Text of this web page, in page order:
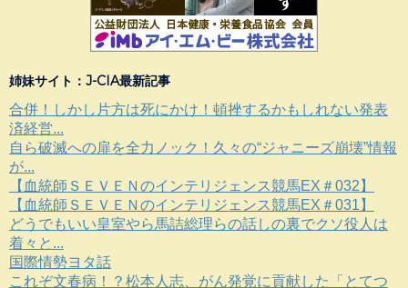
姉妹サイト：J-CIA最新記事
合併！しかし片方は死にかけ！頓挫するかもしれない発表
済経営...
自ら破滅への扉を全力ノック！久々の“ジャニーズ崩壊”情報
が...
【血統師ＳＥＶＥＮのインテリジェンス競馬EX＃032】
【血統師ＳＥＶＥＮのインテリジェンス競馬EX＃031】
どうでもいい皇室やら馬詰総理らの話しの裏でクソ役人は
着々と...
国際情勢ヨタ話
これぞ文春病！？松本人志、がん発覚に貢献した「とてつ